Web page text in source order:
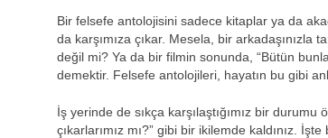
Bir felsefe antolojisini sadece kitaplar ya da
da karşımıza çıkar. Mesela, bir arkadaşınızla
değil mi? Ya da bir filmin sonunda, “Bütün
demektir. Felsefe antolojileri, hayatın bu gibi
İş yerinde de sıkça karşılaştığımız bir
çıkarlarımız mı?” gibi bir ikilemde kaldınız.